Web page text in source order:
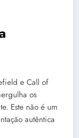
e Call of
os
Este não é um
autêntica